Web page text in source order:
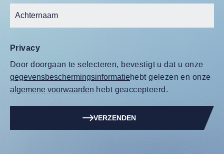
Privacy
Door doorgaan te selecteren, bevestigt u dat u onze
gegevensbeschermingsinformatiehebt gelezen en onze
algemene voorwaarden hebt geaccepteerd.
VERZENDEN